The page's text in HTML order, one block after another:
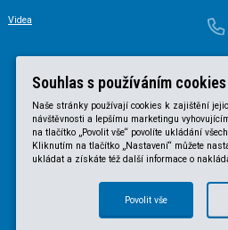
Videa
Souhlas s používáním cookies
Naše stránky používají cookies k zajištění
návštěvnosti a lepšímu marketingu
na tlačítko „Povolit vše“ povolíte ukládání
Kliknutím na tlačítko „Nastavení“ můžete
ukládat a získáte též další informace o
Povolit vše